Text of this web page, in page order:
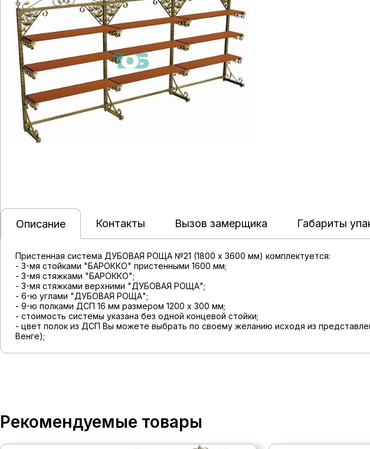
Описание Контакты Вызов замерщика Габариты
Пристенная система ДУБОВАЯ РОЩА №21 (1800 х 3600 мм) комплектуется:
- 3-мя стойками "БАРОККО" пристенными 1600 мм;
- 3-мя стяжками "БАРОККО";
- 3-мя стяжками верхними "ДУБОВАЯ РОЩА";
- 6-ю углами "ДУБОВАЯ РОЩА";
- 9-ю полками ДСП 16 мм размером 1200 х 300 мм;
- стоимость системы указана без одной концевой стойки;
- цвет полок из ДСП Вы можете выбрать по своему желанию исходя из
Венге);
Рекомендуемые товары